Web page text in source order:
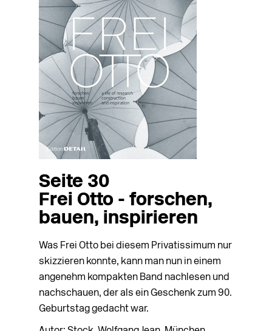
Seite 30
Frei Otto - forschen,
bauen, inspirieren
Was Frei Otto bei diesem Privatissimum nur
skizzieren konnte, kann man nun in einem
angenehm kompakten Band nachlesen und
nachschauen, der als ein Geschenk zum 90.
Geburtstag gedacht war.